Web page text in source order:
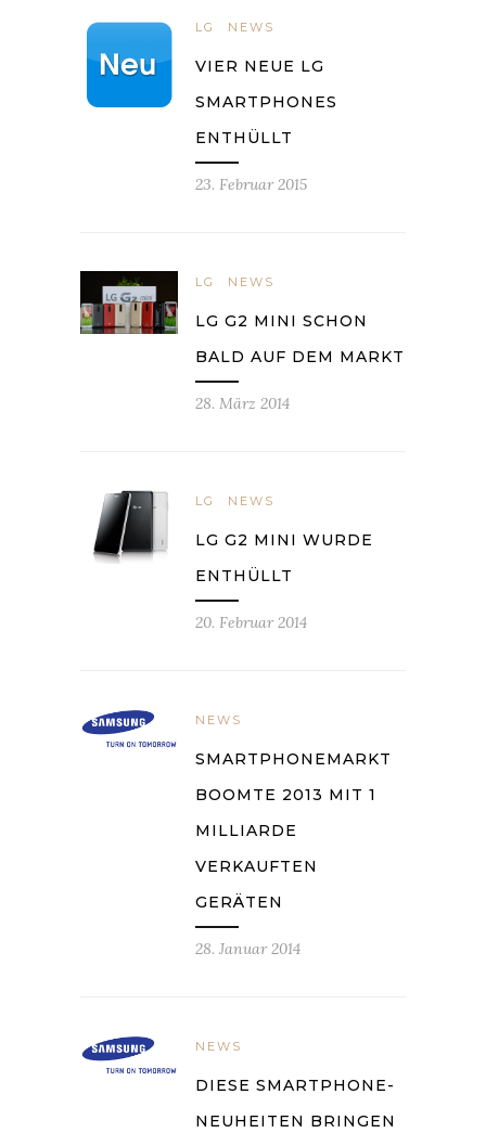
LG NEWS
VIER NEUE LG
SMARTPHONES
ENTHÜLLT
23. Februar 2015
LG NEWS
LG G2 MINI SCHON
BALD AUF DEM MARKT
28. März 2014
LG NEWS
LG G2 MINI WURDE
ENTHÜLLT
20. Februar 2014
NEWS
SMARTPHONEMARKT
BOOMTE 2013 MIT 1
MILLIARDE
VERKAUFTEN
GERÄTEN
28. Januar 2014
NEWS
DIESE SMARTPHONE-
NEUHEITEN BRINGEN